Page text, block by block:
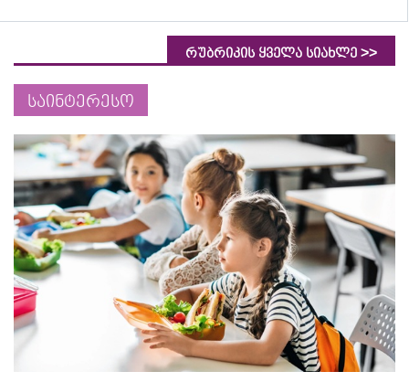
რუბრიკის ყველა სიახლე >>
საინტერესო